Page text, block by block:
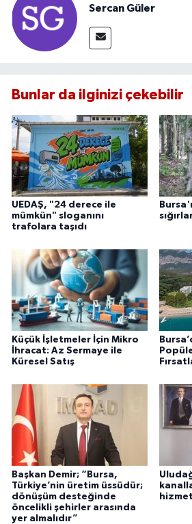
Sercan Güler
Bunlar da ilginizi çekebilir
UEDAŞ, "24 derece ile
mümkün" sloganını
trafolara taşıdı
Küçük İşletmeler İçin Mikro
İhracat: Az Sermaye ile
Küresel Satış
Başkan Demir; “Bursa,
Türkiye’nin üretim üssüdür;
dönüşüm desteğinde
öncelikli şehirler arasında
yer almalıdır”